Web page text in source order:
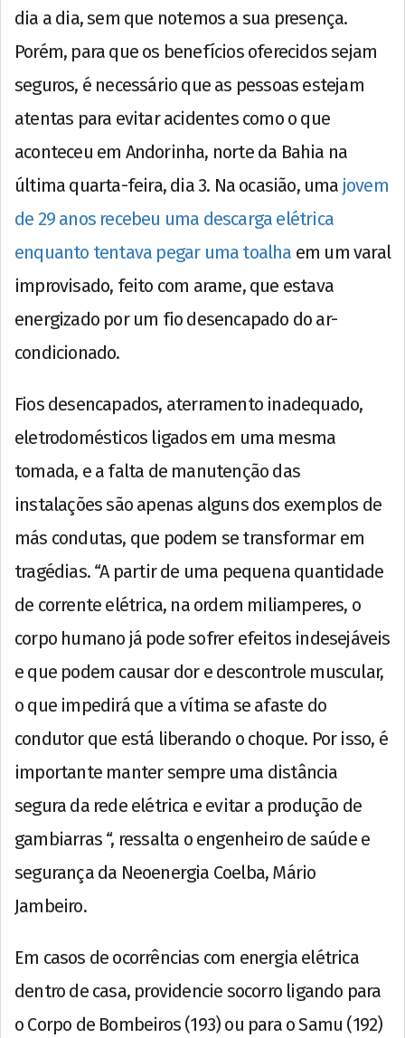
dia a dia, sem que notemos a sua presença.
Porém, para que os benefícios oferecidos sejam
seguros, é necessário que as pessoas estejam
atentas para evitar acidentes como o que
aconteceu em Andorinha, norte da Bahia na
última quarta-feira, dia 3. Na ocasião, uma jovem
de 29 anos recebeu uma descarga elétrica
enquanto tentava pegar uma toalha em um varal
improvisado, feito com arame, que estava
energizado por um fio desencapado do ar-
condicionado.
Fios desencapados, aterramento inadequado,
eletrodomésticos ligados em uma mesma
tomada, e a falta de manutenção das
instalações são apenas alguns dos exemplos de
más condutas, que podem se transformar em
tragédias. “A partir de uma pequena quantidade
de corrente elétrica, na ordem miliamperes, o
corpo humano já pode sofrer efeitos indesejáveis
e que podem causar dor e descontrole muscular,
o que impedirá que a vítima se afaste do
condutor que está liberando o choque. Por isso, é
importante manter sempre uma distância
segura da rede elétrica e evitar a produção de
gambiarras “, ressalta o engenheiro de saúde e
segurança da Neoenergia Coelba, Mário
Jambeiro.
Em casos de ocorrências com energia elétrica
dentro de casa, providencie socorro ligando para
o Corpo de Bombeiros (193) ou para o Samu (192)